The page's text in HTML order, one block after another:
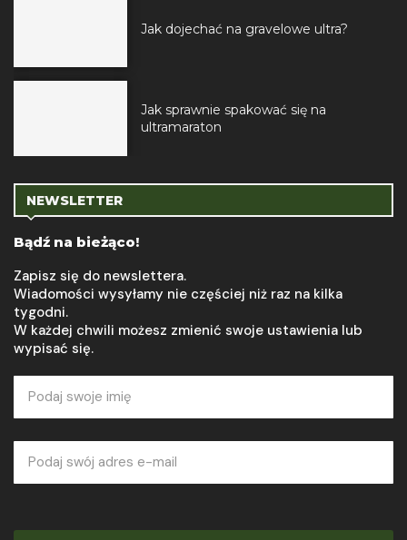
Jak dojechać na gravelowe ultra?
Jak sprawnie spakować się na
ultramaraton
NEWSLETTER
Bądź na bieżąco!
Zapisz się do newslettera.
Wiadomości wysyłamy nie częściej niż raz na kilka
tygodni.
W każdej chwili możesz zmienić swoje ustawienia lub
wypisać się.